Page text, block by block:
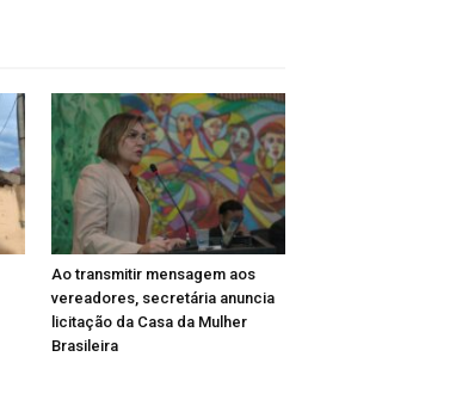
Ao transmitir mensagem aos
vereadores, secretária anuncia
licitação da Casa da Mulher
Brasileira